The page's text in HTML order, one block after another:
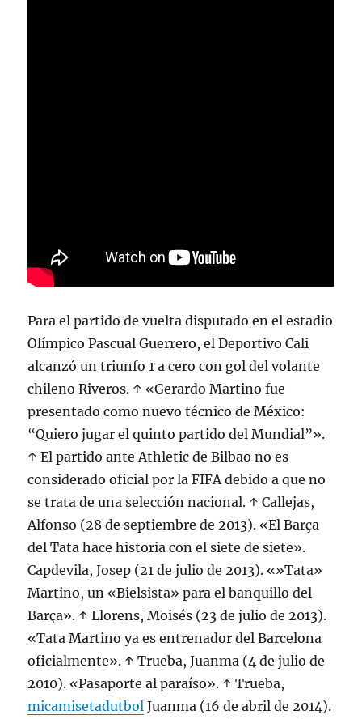
Para el partido de vuelta disputado en el estadio
Olímpico Pascual Guerrero, el Deportivo Cali
alcanzó un triunfo 1 a cero con gol del volante
chileno Riveros. ↑ «Gerardo Martino fue
presentado como nuevo técnico de México:
“Quiero jugar el quinto partido del Mundial”».
↑ El partido ante Athletic de Bilbao no es
considerado oficial por la FIFA debido a que no
se trata de una selección nacional. ↑ Callejas,
Alfonso (28 de septiembre de 2013). «El Barça
del Tata hace historia con el siete de siete».
Capdevila, Josep (21 de julio de 2013). «»Tata»
Martino, un «Bielsista» para el banquillo del
Barça». ↑ Llorens, Moisés (23 de julio de 2013).
«Tata Martino ya es entrenador del Barcelona
oficialmente». ↑ Trueba, Juanma (4 de julio de
2010). «Pasaporte al paraíso». ↑ Trueba,
micamisetadutbol Juanma (16 de abril de 2014).